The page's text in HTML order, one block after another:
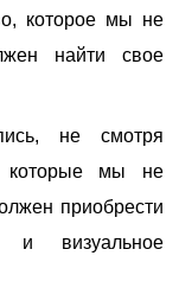
которое мы не
найти свое
не смотря
которые мы не
приобрести
визуальное